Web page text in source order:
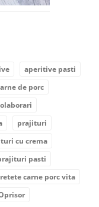
aperitive pasti
de porc
prajituri
cu crema
pasti
retete carne porc vita